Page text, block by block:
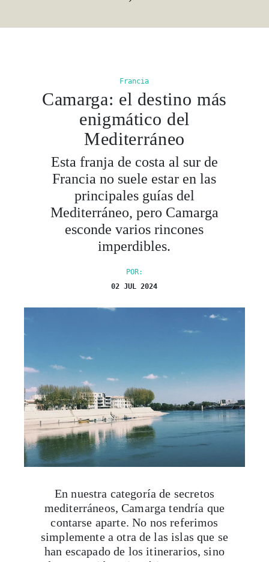
Francia
Camarga: el destino más
enigmático del
Mediterráneo
Esta franja de costa al sur de
Francia no suele estar en las
principales guías del
Mediterráneo, pero Camarga
esconde varios rincones
imperdibles.
POR:
02 JUL 2024
En nuestra categoría de secretos
mediterráneos, Camarga tendría que
contarse aparte. No nos referimos
simplemente a otra de las islas que se
han escapado de los itinerarios, sino